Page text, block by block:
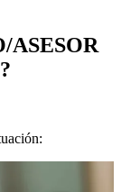
ASESOR